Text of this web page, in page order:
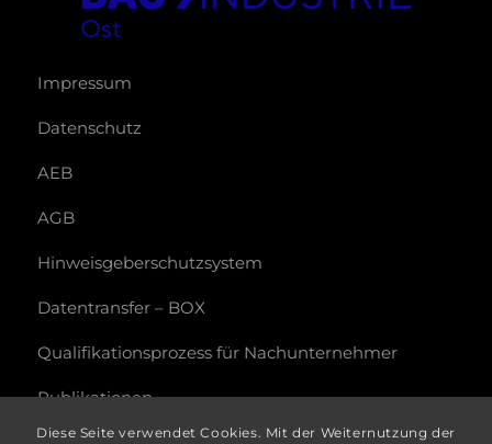
Impressum
Datenschutz
AEB
AGB
Hinweisgeberschutzsystem
Datentransfer – BOX
Qualifikationsprozess für Nachunternehmer
Publikationen
Diese Seite verwendet Cookies. Mit der Weiternutzung der